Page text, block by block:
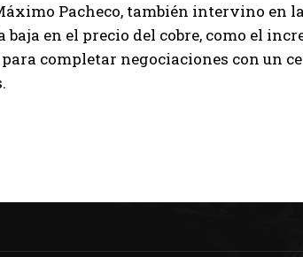
Pacheco, también intervino en
baja en el precio del cobre, como el
completar negociaciones con un